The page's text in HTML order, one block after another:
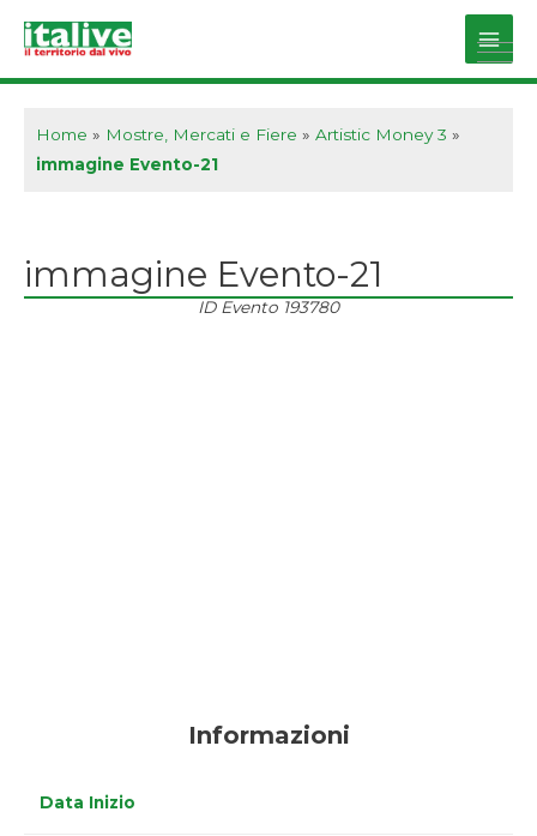
Main
Home » Mostre, Mercati e Fiere » Artistic Money 3 »
immagine Evento-21
immagine Evento-21
ID Evento 193780
Informazioni
Data Inizio